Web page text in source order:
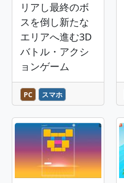
リアし最終のボ
スを倒し新たな
エリアへ進む3D
バトル・アクシ
ョンゲーム
PC スマホ